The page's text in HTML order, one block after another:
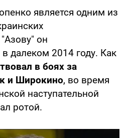
является одним из
он
далеком 2014 году. Как
в боях за
и Широкино, во время
наступательной
ротой.